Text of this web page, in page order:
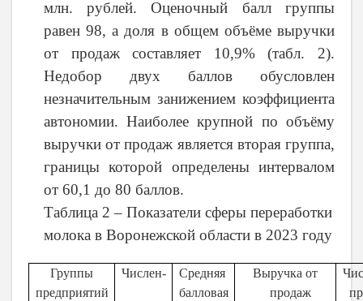
млн. рублей. Оценочный балл группы
равен 98, а доля в общем объёме выручки
от продаж составляет 10,9% (табл. 2).
Недобор двух баллов обусловлен
незначительным занижением коэффициента
автономии. Наиболее крупной по объёму
выручки от продаж является вторая группа,
границы которой определены интервалом
от 60,1 до 80 баллов.
Таблица 2 – Показатели сферы переработки
молока в Воронежской области в 2023 году
Группы
предприятий
Числен-
Средняя
балловая
Выручка от
продаж